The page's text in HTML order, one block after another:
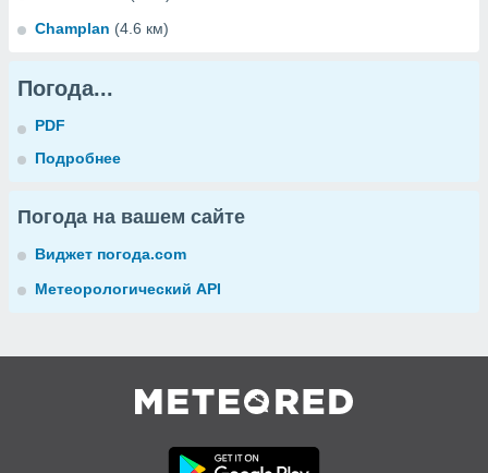
Champlan (4.6 км)
Погода...
PDF
Подробнее
Погода на вашем сайте
Виджет погода.com
Метеорологический API